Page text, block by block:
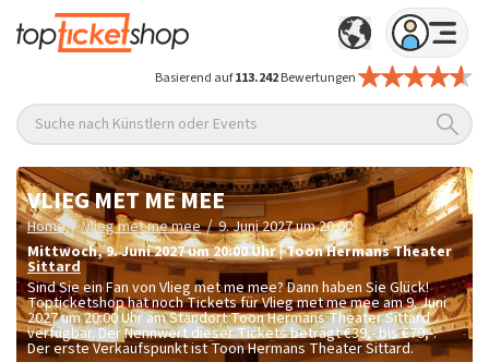
Basierend auf113.242Bewertungen
Suche nach Künstlern oder Events
VLIEG MET ME MEE
Home / Vlieg met me mee / 9. Juni 2027 um 20:00
Mittwoch,9. Juni 2027 um 20:00Uhr|Toon Hermans Theater
Sittard
Sind Sie ein Fan von Vlieg met me mee? Dann haben Sie Glück!
Topticketshop hat noch Tickets für Vlieg met me mee am 9. Juni
2027 um 20:00 Uhr am Standort Toon Hermans Theater Sittard
verfügbar. Der Nennwert dieser Tickets beträgt€39,- bis €79,-.
Der erste Verkaufspunkt ist Toon Hermans Theater Sittard.